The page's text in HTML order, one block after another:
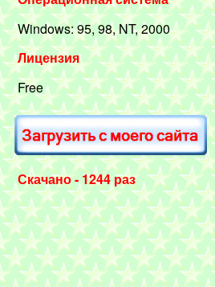
Windows: 95, 98, NT, 2000
Лицензия
Free
Скачано - 1244 раз